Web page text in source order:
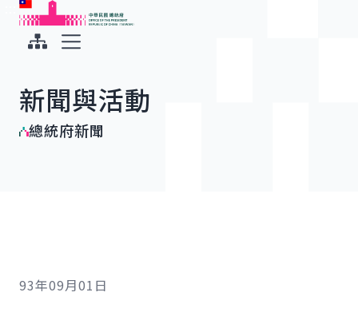
跳到主要內容
中華民國總統府
新聞與活動
總統府新聞
93年09月01日